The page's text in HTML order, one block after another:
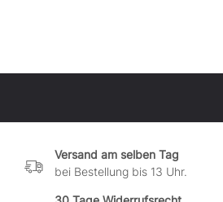
Versand am selben Tag
bei Bestellung bis 13 Uhr.